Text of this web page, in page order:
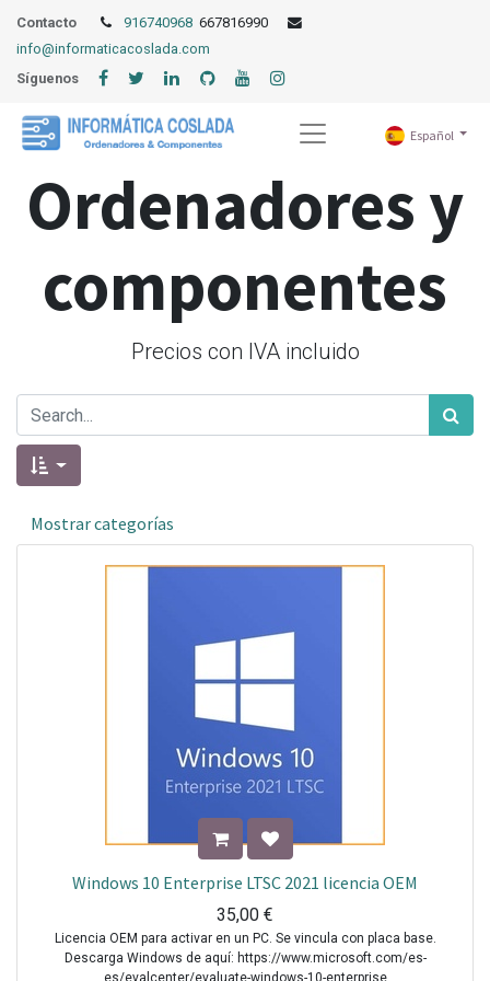
Contacto 916740968 667816990
info@informaticacoslada.com
Síguenos
Español
Ordenadores y
componentes
Precios con IVA incluido
Mostrar categorías
Windows 10 Enterprise LTSC 2021 licencia OEM
35,00 €
Licencia OEM para activar en un PC. Se vincula con placa base.
Descarga Windows de aquí: https://www.microsoft.com/es-